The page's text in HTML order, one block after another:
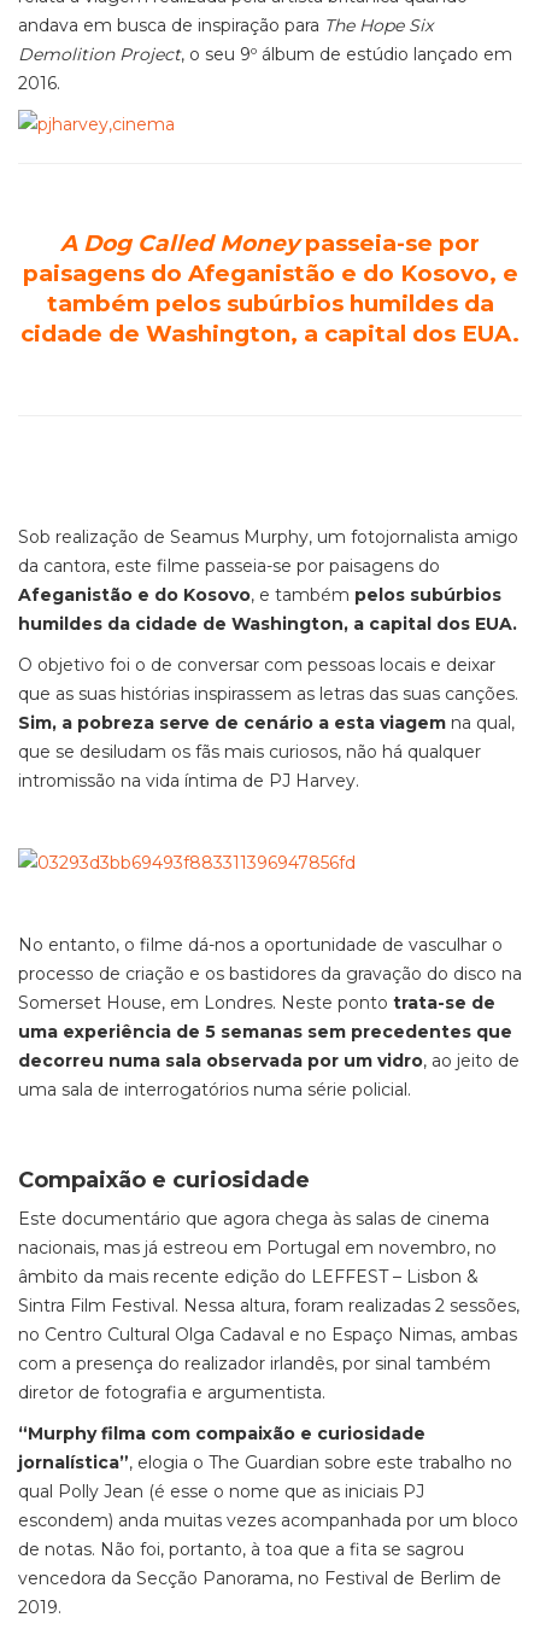
andava em busca de inspiração para The Hope Six
Demolition Project, o seu 9º álbum de estúdio lançado em
2016.
A Dog Called Moneypasseia-se por
paisagens do Afeganistão e do Kosovo, e
também pelos subúrbios humildes da
cidade de Washington, a capital dos EUA.
Sob realização de Seamus Murphy, um fotojornalista amigo
da cantora, este filme passeia-se por paisagens do
Afeganistão e do Kosovo, e também pelos subúrbios
humildes da cidade de Washington, a capital dos EUA.
O objetivo foi o de conversar com pessoas locais e deixar
que as suas histórias inspirassem as letras das suas canções.
Sim, a pobreza serve de cenário a esta viagem na qual,
que se desiludam os fãs mais curiosos, não há qualquer
intromissão na vida íntima de PJ Harvey.
No entanto, o filme dá-nos a oportunidade de vasculhar o
processo de criação e os bastidores da gravação do disco na
Somerset House, em Londres. Neste ponto trata-se de
uma experiência de 5 semanas sem precedentes que
decorreu numa sala observada por um vidro, ao jeito de
uma sala de interrogatórios numa série policial.
Compaixão e curiosidade
Este documentário que agora chega às salas de cinema
nacionais, mas já estreou em Portugal em novembro, no
âmbito da mais recente edição do LEFFEST – Lisbon &
Sintra Film Festival. Nessa altura, foram realizadas 2 sessões,
no Centro Cultural Olga Cadaval e no Espaço Nimas, ambas
com a presença do realizador irlandês, por sinal também
diretor de fotografia e argumentista.
“Murphy filma com compaixão e curiosidade
jornalística”, elogia o The Guardian sobre este trabalho no
qual Polly Jean (é esse o nome que as iniciais PJ
escondem) anda muitas vezes acompanhada por um bloco
de notas. Não foi, portanto, à toa que a fita se sagrou
vencedora da Secção Panorama, no Festival de Berlim de
2019.